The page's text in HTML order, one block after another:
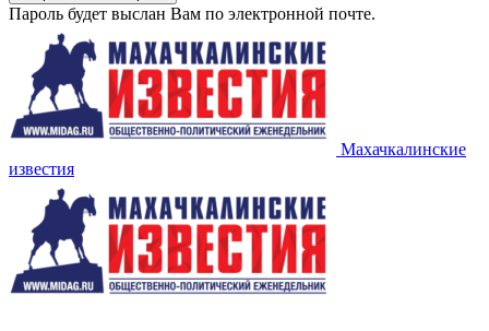
Пароль будет выслан Вам по электронной почте.
Махачкалинские
известия